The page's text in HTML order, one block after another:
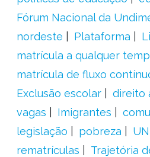
Fórum Nacional da
nordeste
Plataforma
matrícula a qualquer
matrícula de fluxo
Exclusão escolar
direito
vagas
Imigrantes
legislação
pobreza
rematrículas
Trajetória